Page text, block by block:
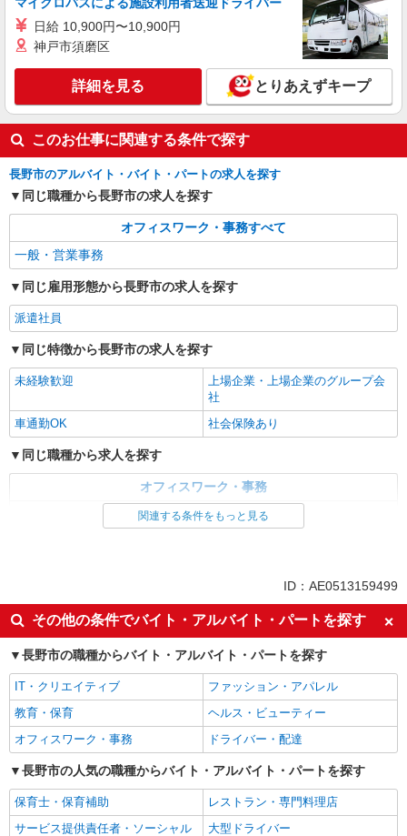
派遣社員
パーソルテンプスタッフ株式会社 上信コーディネートセンター（長
［即日スタート］残業なし☆OJTあり♪事務の
オシゴト
長野県長野市／最寄駅：附属中学前駅 ≪車
通勤可≫ 無料駐車場完備
キープ
日給 10,900円〜10,900円
神戸市須磨区
詳細を見る とりあえずキープ
このお仕事に関連する条件で探す
長野市のアルバイト・バイト・パートの求人を探す
同じ職種から長野市の求人を探す
オフィスワーク・事務すべて
一般・営業事務
同じ雇用形態から長野市の求人を探す
派遣社員
同じ特徴から長野市の求人を探す
未経験歓迎
上場企業・上場企業のグループ会
社
車通勤OK
社会保険あり
同じ職種から求人を探す
オフィスワーク・事務
車通勤OK
社会保険あり
関連する条件をもっと見る
ID：AE0513159499
その他の条件でバイト・アルバイト・パートを探す
長野市の職種からバイト・アルバイト・パートを探す
IT・クリエイティブ
ファッション・アパレル
教育・保育
ヘルス・ビューティー
オフィスワーク・事務
ドライバー・配達
長野市の人気の職種からバイト・アルバイト・パートを探す
保育士・保育補助
レストラン・専門料理店
サービス提供責任者・ソーシャル
大型ドライバー